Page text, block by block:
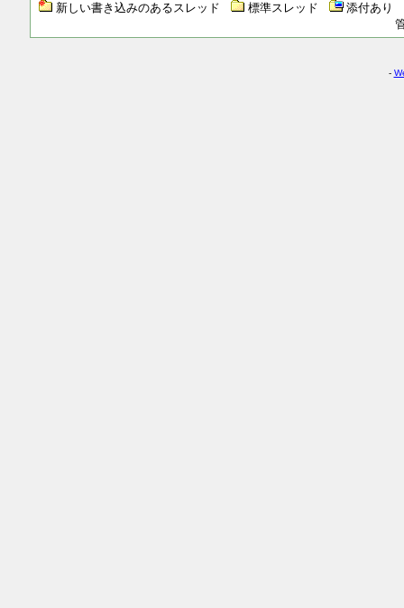
新しい書き込みのあるスレッド 標準スレッド
添付あり
-